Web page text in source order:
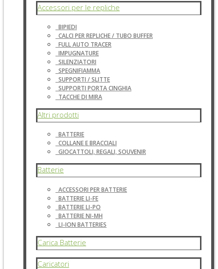
Accessori per le repliche
BIPIEDI
CALCI PER REPLICHE / TUBO BUFFER
FULL AUTO TRACER
IMPUGNATURE
SILENZIATORI
SPEGNIFIAMMA
SUPPORTI / SLITTE
SUPPORTI PORTA CINGHIA
TACCHE DI MIRA
Altri prodotti
BATTERIE
COLLANE E BRACCIALI
GIOCATTOLI, REGALI, SOUVENIR
Batterie
ACCESSORI PER BATTERIE
BATTERIE LI-FE
BATTERIE LI-PO
BATTERIE NI-MH
LI-ION BATTERIES
Carica Batterie
Caricatori